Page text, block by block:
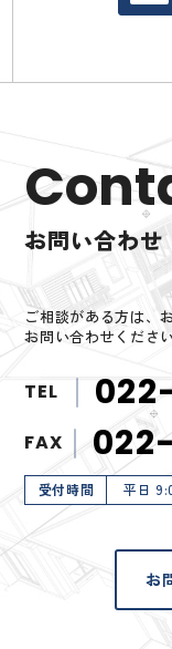
お問い合わせ
ご相談がある方は、
お問い合わせください
TEL
FAX
受付時間 平日
お